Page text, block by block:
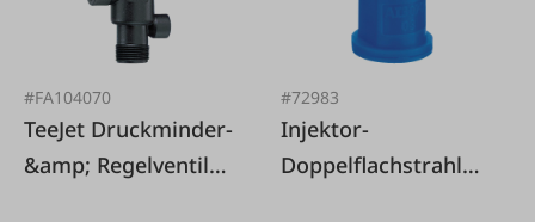
#FA104070
TeeJet Druckminder-
&amp; Regelventil
#72983
Injektor-
Doppelflachstrahldü